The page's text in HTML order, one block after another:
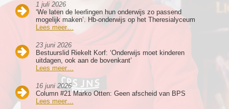
1 juli 2026
‘We laten de leerlingen hun onderwijs zo passend
mogelijk maken’. Hb-onderwijs op het Theresialyceum
Lees meer…
23 juni 2026
Bestuurslid Riekelt Korf: ‘Onderwijs moet kinderen
uitdagen, ook aan de bovenkant’
Lees meer…
16 juni 2026
Column #21 Marko Otten: Geen afscheid van BPS
Lees meer…